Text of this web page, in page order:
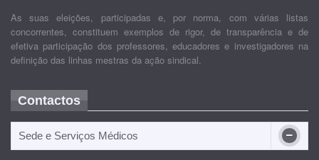
As suas eleições, participadas e, por norma, com várias listas
concorrentes, constituem exemplos de rigor, de transparência e de
efetiva participação dos professores, educadores e investigadores na
definição das linhas mestras da ação sindical.
Contactos
Sede e Serviços Médicos